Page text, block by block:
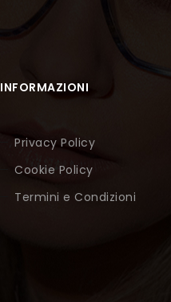
INFORMAZIONI
Privacy Policy
Cookie Policy
Termini e Condizioni